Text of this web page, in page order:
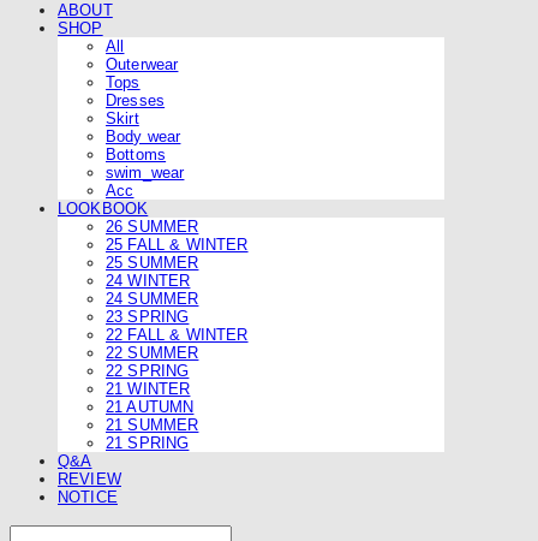
ABOUT
SHOP
All
Outerwear
Tops
Dresses
Skirt
Body wear
Bottoms
swim_wear
Acc
LOOKBOOK
26 SUMMER
25 FALL & WINTER
25 SUMMER
24 WINTER
24 SUMMER
23 SPRING
22 FALL & WINTER
22 SUMMER
22 SPRING
21 WINTER
21 AUTUMN
21 SUMMER
21 SPRING
Q&A
REVIEW
NOTICE